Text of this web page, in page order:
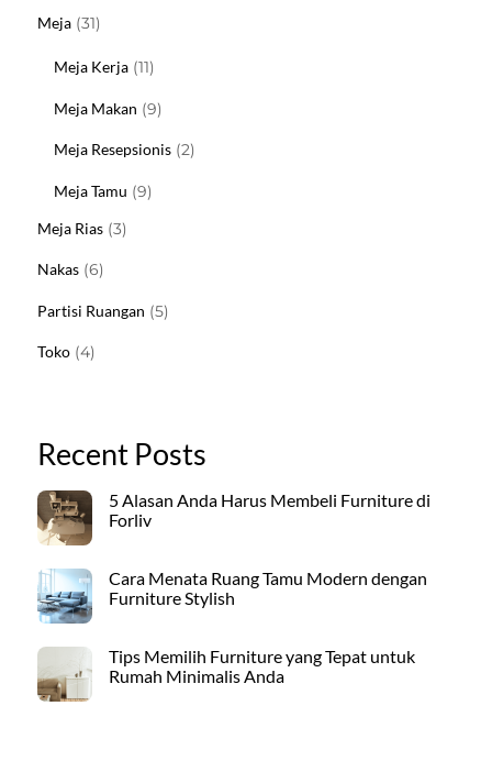
Meja 3131
Meja Kerja 1111
Meja Makan 99
Meja Resepsionis 22
Meja Tamu 99
Meja Rias 33
Nakas 66
Partisi Ruangan 55
Toko 44
Recent Posts
5 Alasan Anda Harus Membeli Furniture di
Forliv
Cara Menata Ruang Tamu Modern dengan
Furniture Stylish
Tips Memilih Furniture yang Tepat untuk
Rumah Minimalis Anda